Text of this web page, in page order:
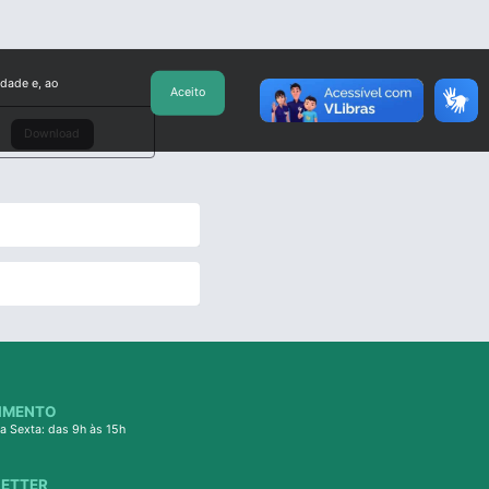
Download
Sexta: das 9h às 15h
e, ao
Aceito